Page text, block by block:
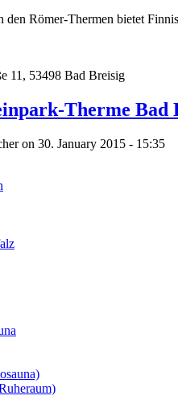
den Römer-Thermen bietet
11, 53498 Bad Breisig
Therme Bad
on 30. January 2015 - 15:35